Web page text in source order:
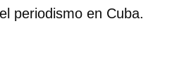
periodismo en Cuba.